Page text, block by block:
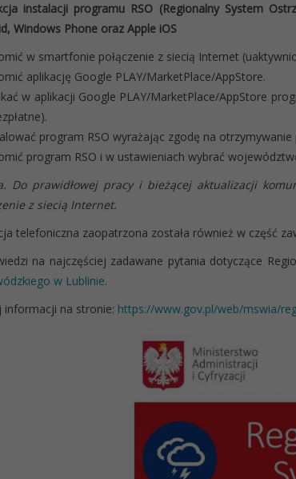
instalacji programu RSO (Regionalny System
Windows Phone oraz Apple iOS
w smartfonie połączenie z siecią Internet
aplikację Google PLAY/MarketPlace/AppStore.
w aplikacji Google PLAY/MarketPlace/AppStore
program RSO wyrażając zgodę na otrzymywanie
program RSO i w ustawieniach wybrać
Do prawidłowej pracy i bieżącej aktualizacji
z siecią Internet.
telefoniczna zaopatrzona została również w część
na najczęściej zadawane pytania dotyczące
w Lublinie.
informacji na stronie: https://www.gov.pl/web/mswia/